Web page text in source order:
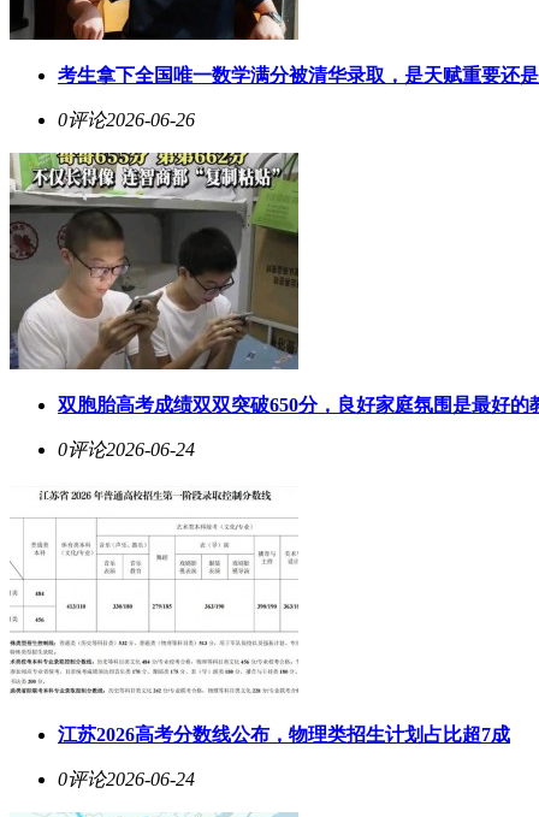
考生拿下全国唯一数学满分被清华录取，是天赋重要还
0评论2026-06-26
双胞胎高考成绩双双突破650分，良好家庭氛围是最好的
0评论2026-06-24
江苏2026高考分数线公布，物理类招生计划占比超7成
0评论2026-06-24